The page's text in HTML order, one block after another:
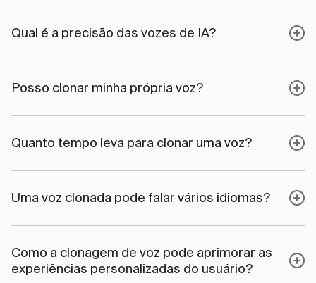
Qual é a precisão das vozes de IA?
Posso clonar minha própria voz?
Quanto tempo leva para clonar uma voz?
Uma voz clonada pode falar vários idiomas?
Como a clonagem de voz pode aprimorar as
experiências personalizadas do usuário?